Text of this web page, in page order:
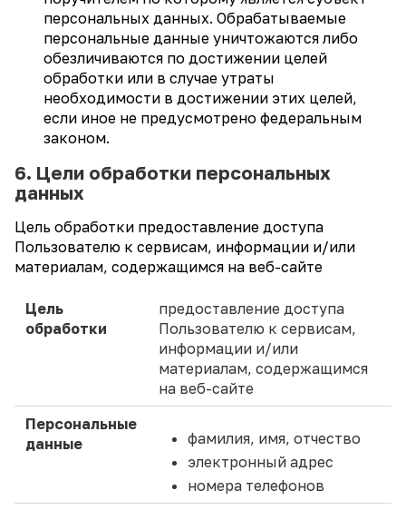
персональных данных. Обрабатываемые
персональные данные уничтожаются либо
обезличиваются по достижении целей
обработки или в случае утраты
необходимости в достижении этих целей,
если иное не предусмотрено федеральным
законом.
6. Цели обработки персональных
данных
Цель обработки предоставление доступа
Пользователю к сервисам, информации и/или
материалам, содержащимся на веб-сайте
Цель
обработки
предоставление доступа
Пользователю к сервисам,
информации и/или
материалам, содержащимся
на веб-сайте
Персональные
данные
фамилия, имя, отчество
электронный адрес
номера телефонов